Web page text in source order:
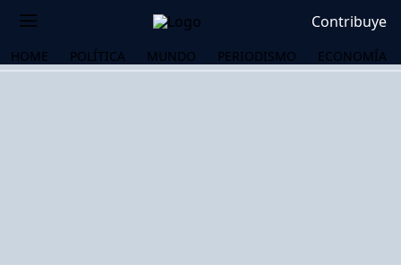
Contribuye
HOME POLÍTICA MUNDO PERIODISMO ECONOMÍA